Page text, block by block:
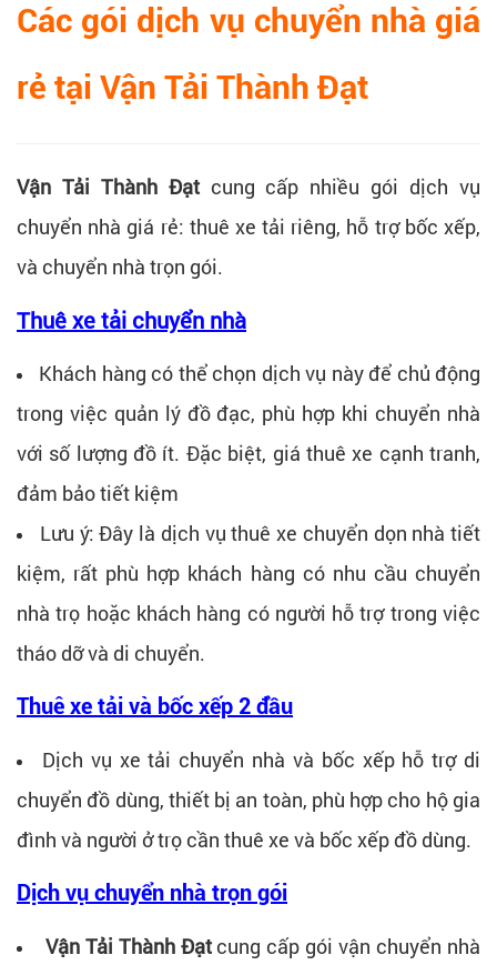
Các gói dịch vụ chuyển nhà giá
rẻ tại Vận Tải Thành Đạt
Vận Tải Thành Đạtcung cấp nhiều gói dịch vụ
chuyển nhà giá rẻ: thuê xe tải riêng, hỗ trợ bốc xếp,
và chuyển nhà trọn gói.
Thuê xe tải chuyển nhà
Khách hàng có thể chọn dịch vụ này để chủ động
trong việc quản lý đồ đạc, phù hợp khi chuyển nhà
với số lượng đồ ít. Đặc biệt, giá thuê xe cạnh tranh,
đảm bảo tiết kiệm
Lưu ý: Đây là dịch vụ thuê xe chuyển dọn nhà tiết
kiệm, rất phù hợp khách hàng có nhu cầu chuyển
nhà trọ hoặc khách hàng có người hỗ trợ trong việc
tháo dỡ và di chuyển.
Thuê xe tải và bốc xếp 2 đầu
Dịch vụ xe tải chuyển nhà và bốc xếp hỗ trợ di
chuyển đồ dùng, thiết bị an toàn, phù hợp cho hộ gia
đình và người ở trọ cần thuê xe và bốc xếp đồ dùng.
Dịch vụ chuyển nhà trọn gói
Vận Tải Thành Đạtcung cấp gói vận chuyển nhà